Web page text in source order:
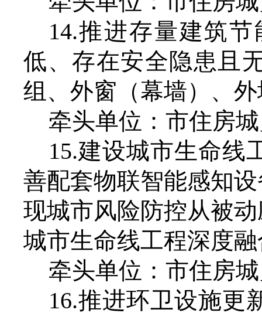
14.推进存量建筑
低、存在安全隐患且
组、外窗（幕墙）、
牵头单位：市住房
15.建设城市生命线
善配套物联智能感知
现城市风险防控从被
城市生命线工程深度
牵头单位：市住房
16.推进环卫设施更